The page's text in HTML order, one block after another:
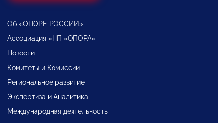
Об «ОПОРЕ РОССИИ»
Ассоциация «НП «ОПОРА»
Новости
Комитеты и Комиссии
Региональное развитие
Экспертиза и Аналитика
Международная деятельность